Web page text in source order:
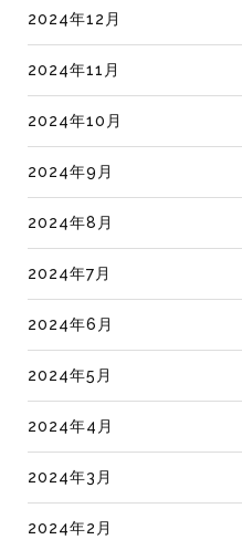
2024年12月
2024年11月
2024年10月
2024年9月
2024年8月
2024年7月
2024年6月
2024年5月
2024年4月
2024年3月
2024年2月